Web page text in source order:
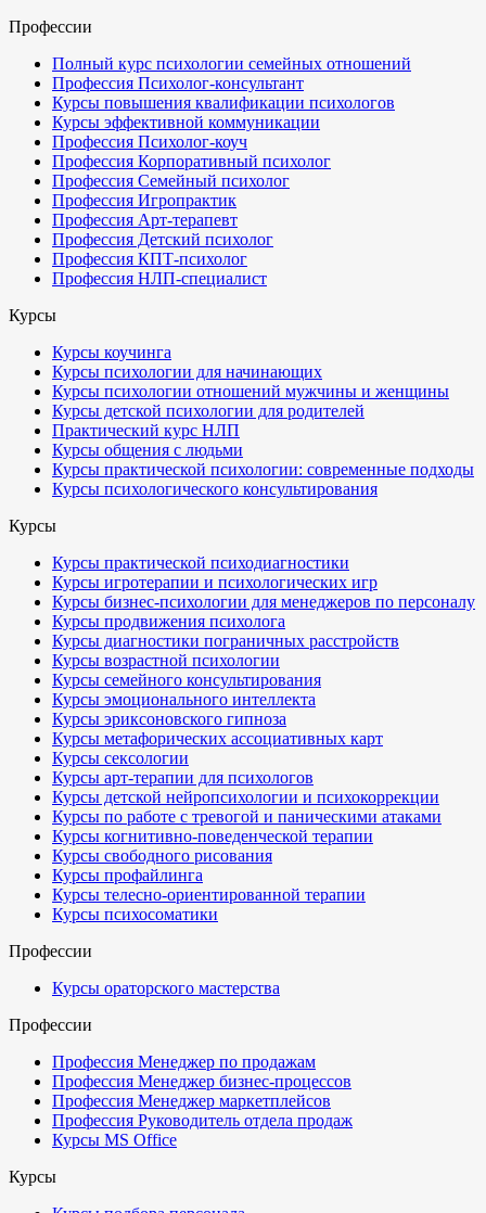
Профессии
Полный курс психологии семейных отношений
Профессия Психолог-консультант
Курсы повышения квалификации психологов
Курсы эффективной коммуникации
Профессия Психолог-коуч
Профессия Корпоративный психолог
Профессия Семейный психолог
Профессия Игропрактик
Профессия Арт-терапевт
Профессия Детский психолог
Профессия КПТ-психолог
Профессия НЛП-специалист
Курсы
Курсы коучинга
Курсы психологии для начинающих
Курсы психологии отношений мужчины и женщины
Курсы детской психологии для родителей
Практический курс НЛП
Курсы общения с людьми
Курсы практической психологии: современные подходы
Курсы психологического консультирования
Курсы
Курсы практической психодиагностики
Курсы игротерапии и психологических игр
Курсы бизнес-психологии для менеджеров по персоналу
Курсы продвижения психолога
Курсы диагностики пограничных расстройств
Курсы возрастной психологии
Курсы семейного консультирования
Курсы эмоционального интеллекта
Курсы эриксоновского гипноза
Курсы метафорических ассоциативных карт
Курсы сексологии
Курсы арт-терапии для психологов
Курсы детской нейропсихологии и психокоррекции
Курсы по работе с тревогой и паническими атаками
Курсы когнитивно-поведенческой терапии
Курсы свободного рисования
Курсы профайлинга
Курсы телесно-ориентированной терапии
Курсы психосоматики
Профессии
Курсы ораторского мастерства
Профессии
Профессия Менеджер по продажам
Профессия Менеджер бизнес-процессов
Профессия Менеджер маркетплейсов
Профессия Руководитель отдела продаж
Курсы MS Office
Курсы